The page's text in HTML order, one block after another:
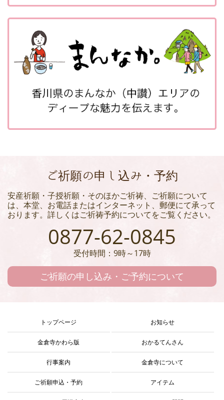
ご祈願の申し込み・予約
安産祈願・子授祈願・そのほかご祈祷、ご祈願について
は、本堂、お電話またはインターネット、郵便にて承って
おります。詳しくはご祈祷予約についてをご覧ください。
0877-62-0845
受付時間：9時～17時
ご祈願の申し込み・ご予約について
トップページ お知らせ
金倉寺かわら版 おかるてんさん
行事案内 金倉寺について
ご祈願申込・予約 アイテム